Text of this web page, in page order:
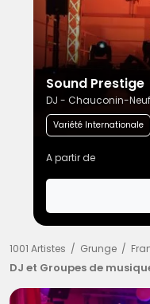
Sound Prestige
DJ - Chauconin-
Variété Internationale
A partir de
1001 Artistes Grunge
DJ et Groupes de